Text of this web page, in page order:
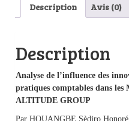
Description Avis (0)
Description
Analyse de l’influence des
pratiques comptables dans
ALTITUDE GROUP
Par HOUANGBE Sèdjro